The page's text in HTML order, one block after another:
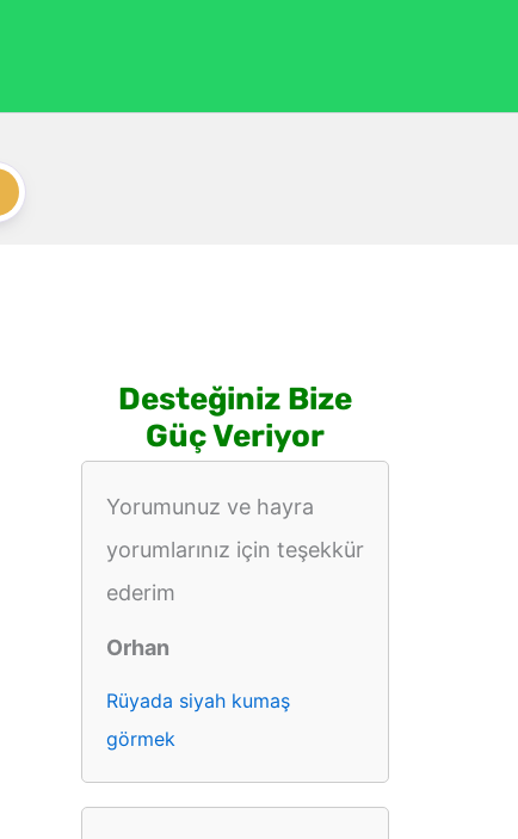
Desteğiniz Bize
Güç Veriyor
Yorumunuz ve hayra
yorumlarınız için teşekkür
ederim
Orhan
Rüyada siyah kumaş
görmek